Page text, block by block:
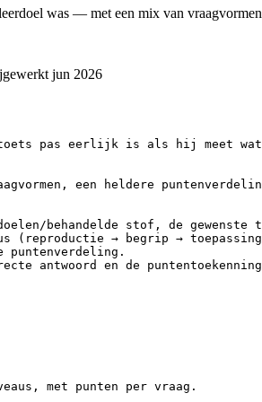
was — met een mix van
jun 2026
toets pas eerlijk is als hij meet
een heldere
behandelde stof, de
(reproductie → begrip →
antwoord en de
met punten per vraag.